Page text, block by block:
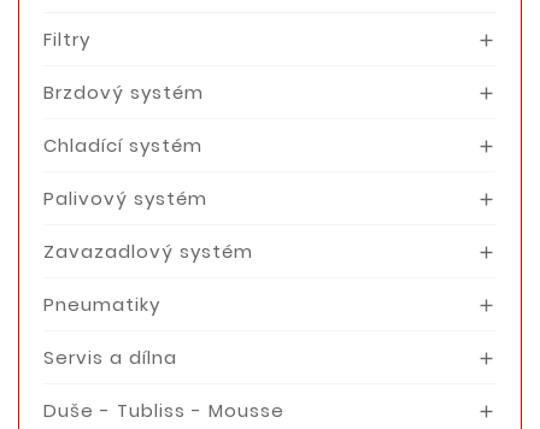
Filtry 
Brzdový systém 
Chladící systém 
Palivový systém 
Zavazadlový systém 
Pneumatiky 
Servis a dílna 
Duše - Tubliss - Mousse 